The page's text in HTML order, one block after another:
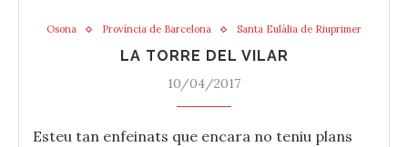
Osona Província de Barcelona Santa Eulàlia de Riuprimer
LA TORRE DEL VILAR
10/04/2017
Esteu tan enfeinats que encara no teniu plans